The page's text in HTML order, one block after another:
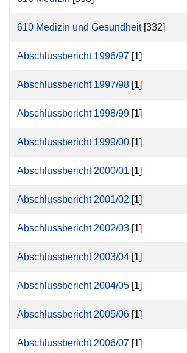
610 Medizin und Gesundheit[332]
Abschlussbericht 1996/97 [1]
Abschlussbericht 1997/98 [1]
Abschlussbericht 1998/99 [1]
Abschlussbericht 1999/00 [1]
Abschlussbericht 2000/01 [1]
Abschlussbericht 2001/02 [1]
Abschlussbericht 2002/03 [1]
Abschlussbericht 2003/04 [1]
Abschlussbericht 2004/05 [1]
Abschlussbericht 2005/06 [1]
Abschlussbericht 2006/07 [1]